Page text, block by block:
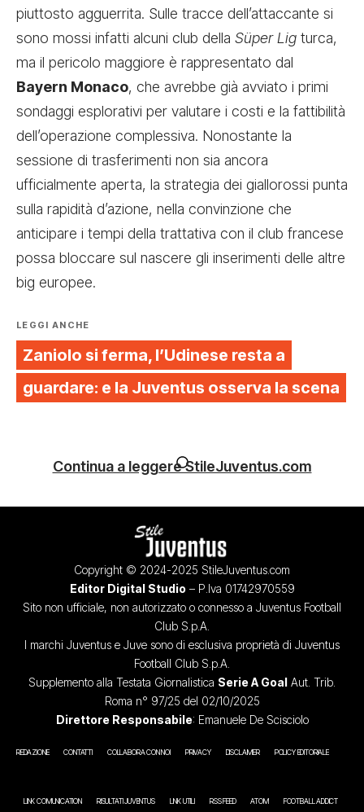
piuttosto agguerrita. Sulle tracce dell’attaccante si
sono mossi infatti alcuni club della Süper Lig turca,
ma il pericolo maggiore è rappresentato dal
Bayern Monaco, che avrebbe già avviato i primi
sondaggi esplorativi per valutare i costi e la fattibilità
dell’operazione complessiva. Nonostante la
sessione di trasferimenti non sia ancora
ufficialmente aperta, la strategia dei giallorossi punta
sulla rapidità d’azione, nella convinzione che
anticipare i tempi della trattativa con il club francese
possa bloccare sul nascere gli inserimenti delle altre
big europee.
LEGGI ANCHE
Zaniolo si ferma, l’Udinese resta a
guardare: e la Juventus osserva la scena
Continua a leggere StileJuventus.com
Copyright © 2024-2025 StileJuventus.com
Editor Digital Studio – P.Iva 01742970559
Sito non ufficiale, non autorizzato o connesso a Juventus Football
Club S.p.A.
I marchi Juventus e Juve sono di esclusiva proprietà di Juventus
Football Club S.p.A.
Supplemento alla Testata Giornalistica Serie A Goal Aut. Trib.
Roma n° 97/25 del 02/10/2025
Direttore Responsabile: Emanuele De Scisciolo
REDAZIONE CONTATTI COLLABORA CON NOI PRIVACY DISCLAIMER POLICY EDITORIALE
LINK COMUNICATION RISULTATI JUVENTUS LINK UTILI RSS FEED ATOM FOOTBALL ADDICT